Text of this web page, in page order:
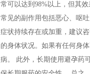
常可以达到98%以上，但其
常见的副作用包括恶心、呕
症状持续存在或加重，建议
的身体状况。如果有任何身
病。 此外，长期使用避孕药